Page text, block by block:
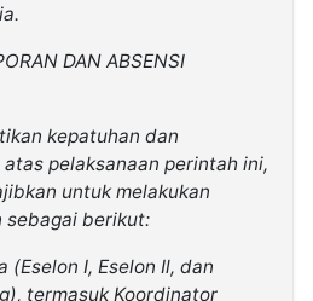
DAN ABSENSI
kepatuhan dan
pelaksanaan perintah ini,
untuk melakukan
sebagai berikut:
(Eselon I, Eselon Il, dan
termasuk Koordinator